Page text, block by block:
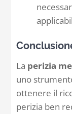
La perizia
uno
ottenere il
perizia ben